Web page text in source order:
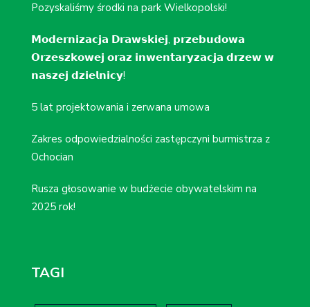
Pozyskaliśmy środki na park Wielkopolski!
𝗠𝗼𝗱𝗲𝗿𝗻𝗶𝘇𝗮𝗰𝗷𝗮 𝗗𝗿𝗮𝘄𝘀𝗸𝗶𝗲𝗷, 𝗽𝗿𝘇𝗲𝗯𝘂𝗱𝗼𝘄𝗮
𝗢𝗿𝘇𝗲𝘀𝘇𝗸𝗼𝘄𝗲𝗷 𝗼𝗿𝗮𝘇 𝗶𝗻𝘄𝗲𝗻𝘁𝗮𝗿𝘆𝘇𝗮𝗰𝗷𝗮 𝗱𝗿𝘇𝗲𝘄 𝘄
𝗻𝗮𝘀𝘇𝗲𝗷 𝗱𝘇𝗶𝗲𝗹𝗻𝗶𝗰𝘆!
5 lat projektowania i zerwana umowa
Zakres odpowiedzialności zastępczyni burmistrza z
Ochocian
Rusza głosowanie w budżecie obywatelskim na
2025 rok!
TAGI